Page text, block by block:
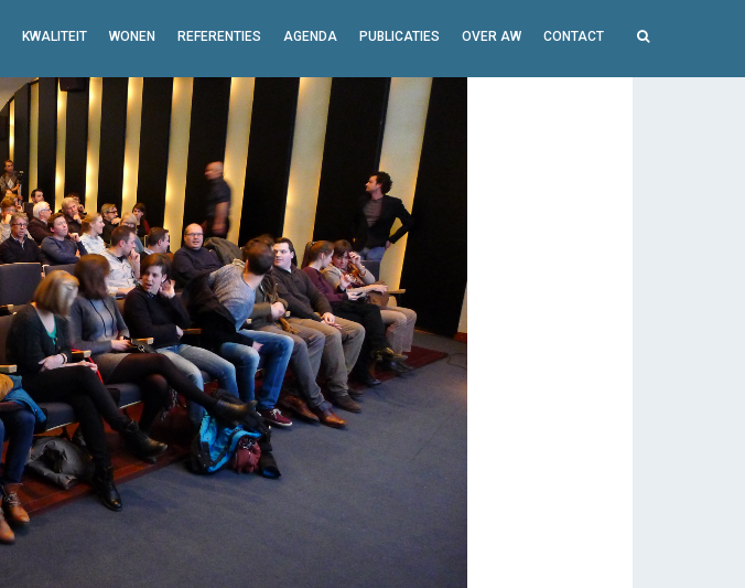
KWALITEIT WONEN REFERENTIES AGENDA PUBLICATIES OVER AW CONTACT